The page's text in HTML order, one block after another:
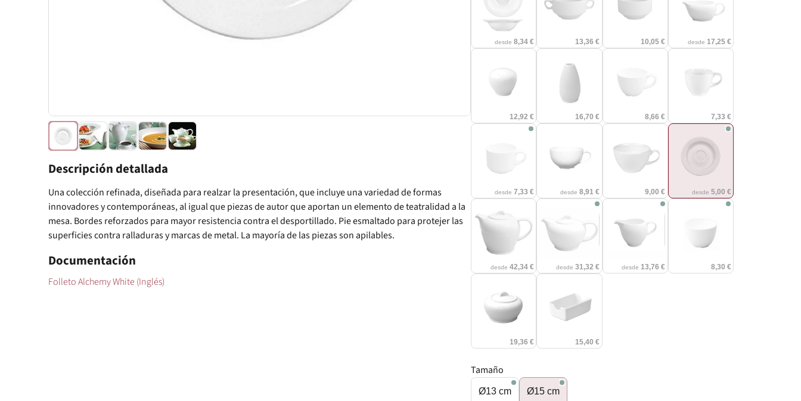
Descripción detallada
Una colección refinada, diseñada para realzar la presentación, que incluye una variedad de formas
innovadores y contemporáneas, al igual que piezas de autor que aportan un elemento de teatralidad a la
mesa. Bordes reforzados para mayor resistencia contra el desportillado. Pie esmaltado para protejer las
superficies contra ralladuras y marcas de metal. La mayoría de las piezas son apilables.
Documentación
Folleto Alchemy White (Inglés)
desde8,34 € 13,36 € 10,05 € desde 17,25 €
12,92 € 16,70 € 8,66 € 7,33 €
desde 7,33 € desde8,91 € 9,00 € desde 5,00 €
desde42,34 € desde31,32 € desde 13,76 € 8,30 €
19,36 € 15,40 €
Tamaño
Ø13 cm Ø15 cm